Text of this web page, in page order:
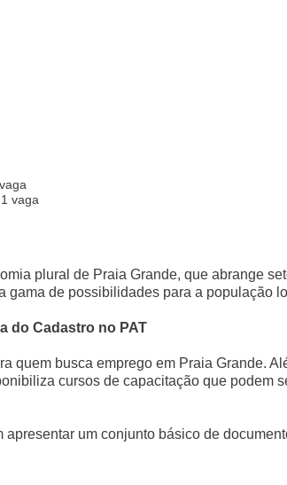
vaga
plural de Praia Grande, que abrange
gama de possibilidades para a população
do Cadastro no PAT
quem busca emprego em Praia Grande.
cursos de capacitação que podem
apresentar um conjunto básico de